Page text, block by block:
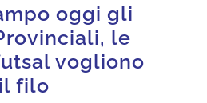
oggi gli
le
vogliono
filo